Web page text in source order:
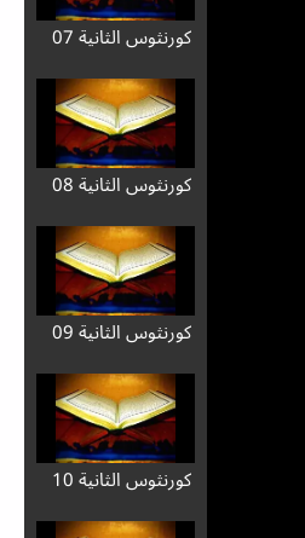
كورنثوس الثانية 07
كورنثوس الثانية 08
كورنثوس الثانية 09
كورنثوس الثانية 10